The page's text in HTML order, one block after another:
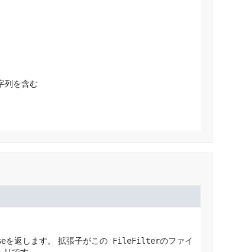
列を含む
返します。 拡張子がこのFileFilterのファイ